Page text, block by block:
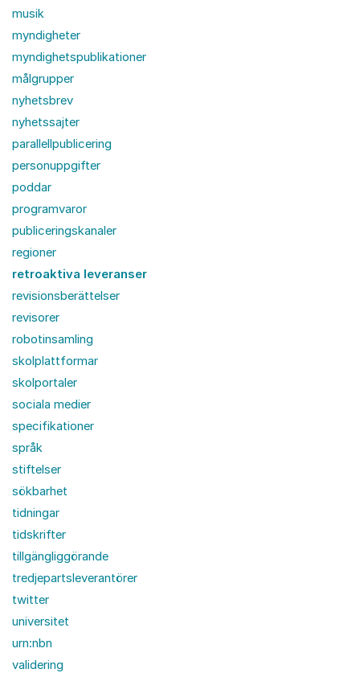
musik
myndigheter
myndighetspublikationer
målgrupper
nyhetsbrev
nyhetssajter
parallellpublicering
personuppgifter
poddar
programvaror
publiceringskanaler
regioner
retroaktiva leveranser
revisionsberättelser
revisorer
robotinsamling
skolplattformar
skolportaler
sociala medier
specifikationer
språk
stiftelser
sökbarhet
tidningar
tidskrifter
tillgängliggörande
tredjepartsleverantörer
twitter
universitet
urn:nbn
validering